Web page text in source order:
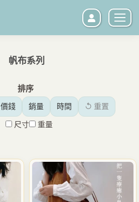
帆布系列
排序
價錢 銷量 時間
↺ 重置
尺寸
重量